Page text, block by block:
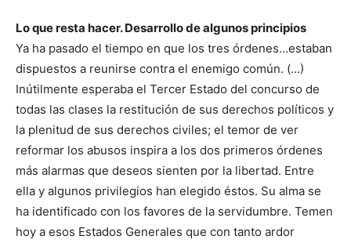
Lo que resta hacer. Desarrollo de algunos principios
Ya ha pasado el tiempo en que los tres órdenes…estaban
dispuestos a reunirse contra el enemigo común. (…)
Inútilmente esperaba el Tercer Estado del concurso de
todas las clases la restitución de sus derechos políticos y
la plenitud de sus derechos civiles; el temor de ver
reformar los abusos inspira a los dos primeros órdenes
más alarmas que deseos sienten por la libertad. Entre
ella y algunos privilegios han elegido éstos. Su alma se
ha identificado con los favores de la servidumbre. Temen
hoy a esos Estados Generales que con tanto ardor